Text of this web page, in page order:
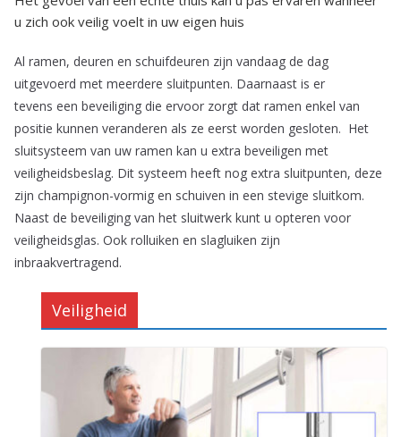
u zich ook veilig voelt in uw eigen huis
Al ramen, deuren en schuifdeuren zijn vandaag de dag
uitgevoerd met meerdere sluitpunten. Daarnaast is er
tevens een beveiliging die ervoor zorgt dat ramen enkel van
positie kunnen veranderen als ze eerst worden gesloten. Het
sluitsysteem van uw ramen kan u extra beveiligen met
veiligheidsbeslag. Dit systeem heeft nog extra sluitpunten, deze
zijn champignon-vormig en schuiven in een stevige sluitkom.
Naast de beveiliging van het sluitwerk kunt u opteren voor
veiligheidsglas. Ook rolluiken en slagluiken zijn
inbraakvertragend.
Veiligheid